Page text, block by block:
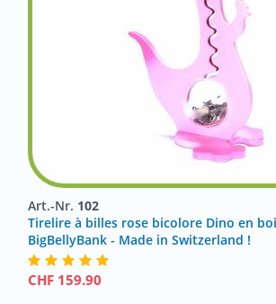
Art.-Nr. 102
Tirelire à billes rose bicolore Dino en
BigBellyBank - Made in Switzerland !
CHF 159.90